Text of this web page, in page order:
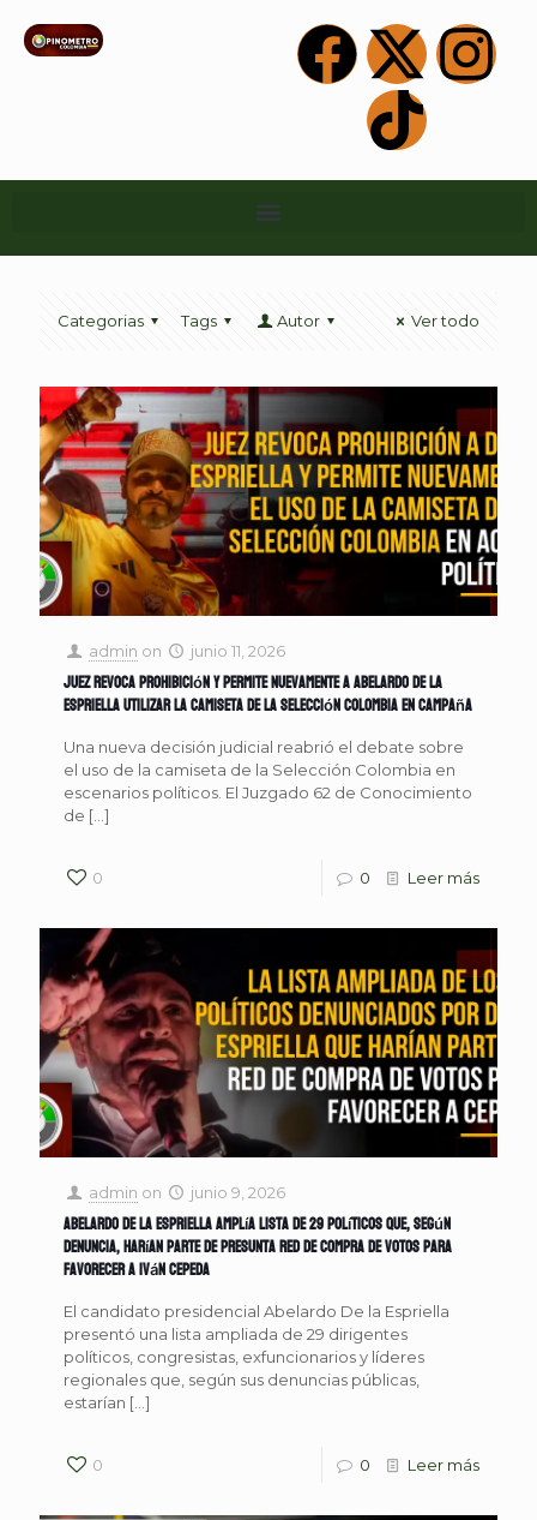
Categorias Tags Autor Ver todo
admin on junio 11, 2026
Juez revoca prohibición y permite nuevamente a Abelardo De La
Espriella utilizar la camiseta de la Selección Colombia en campaña
Una nueva decisión judicial reabrió el debate sobre
el uso de la camiseta de la Selección Colombia en
escenarios políticos. El Juzgado 62 de Conocimiento
de […]
0 0 Leer más
admin on junio 9, 2026
Abelardo De la Espriella amplía lista de 29 políticos que, según
denuncia, harían parte de presunta red de compra de votos para
favorecer a Iván Cepeda
El candidato presidencial Abelardo De la Espriella
presentó una lista ampliada de 29 dirigentes
políticos, congresistas, exfuncionarios y líderes
regionales que, según sus denuncias públicas,
estarían […]
0 0 Leer más